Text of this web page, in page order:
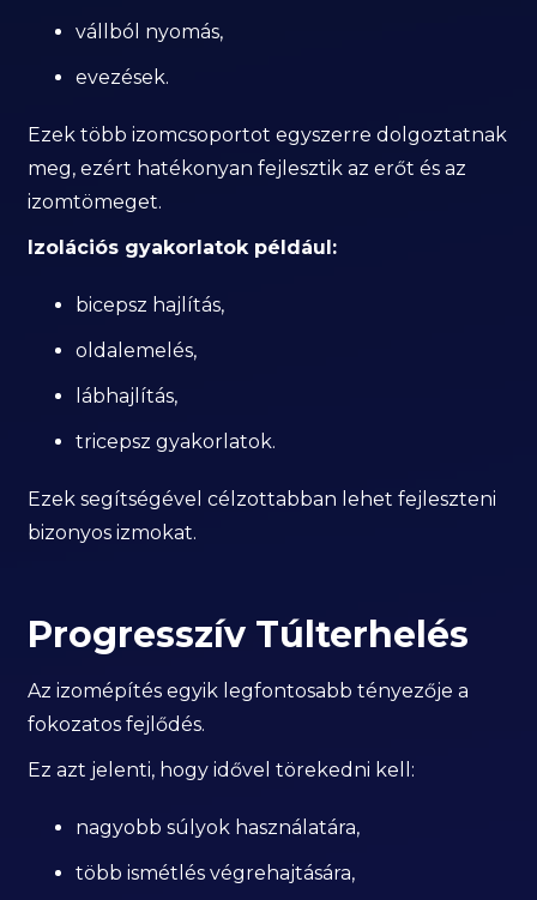
vállból nyomás,
evezések.
Ezek több izomcsoportot egyszerre dolgoztatnak
meg, ezért hatékonyan fejlesztik az erőt és az
izomtömeget.
Izolációs gyakorlatok például:
bicepsz hajlítás,
oldalemelés,
lábhajlítás,
tricepsz gyakorlatok.
Ezek segítségével célzottabban lehet fejleszteni
bizonyos izmokat.
Progresszív Túlterhelés
Az izomépítés egyik legfontosabb tényezője a
fokozatos fejlődés.
Ez azt jelenti, hogy idővel törekedni kell:
nagyobb súlyok használatára,
több ismétlés végrehajtására,